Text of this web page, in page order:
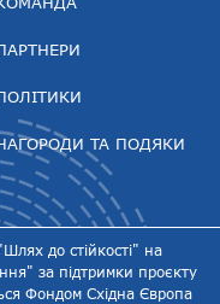
ТА ПОДЯКИ
до стійкості" на
за підтримки проєкту
Фондом Східна Європа